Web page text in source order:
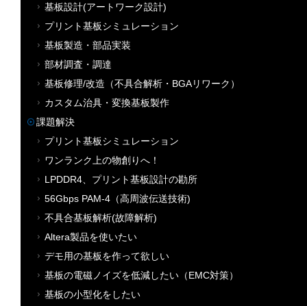
基板設計(アートワーク設計)
プリント基板シミュレーション
基板製造・部品実装
部材調査・調達
基板修理/改造（不具合解析・BGAリワーク）
カスタム治具・変換基板製作
課題解決
プリント基板シミュレーション
ワンランク上の物創りへ！
LPDDR4、プリント基板設計の勘所
56Gbps PAM-4（高周波伝送技術)
不具合基板解析(故障解析)
Altera製品を使いたい
デモ用の基板を作って欲しい
基板の電磁ノイズを低減したい（EMC対策）
基板の小型化をしたい